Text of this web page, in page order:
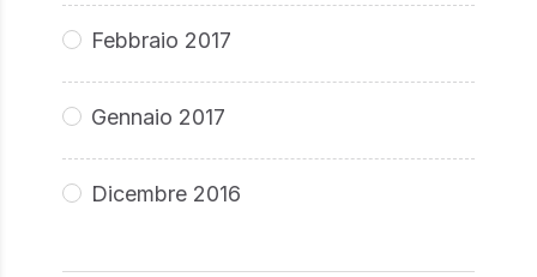
Febbraio 2017
Gennaio 2017
Dicembre 2016